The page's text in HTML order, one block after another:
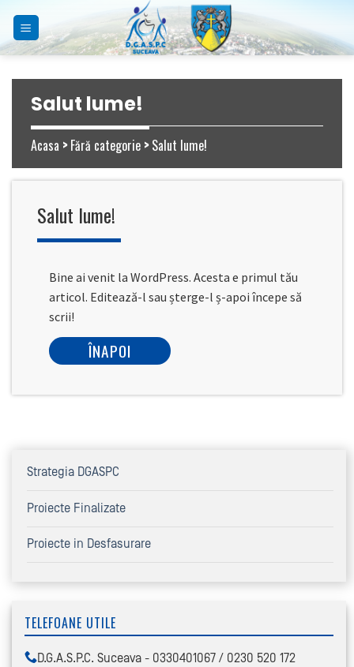
content
Salut lume!
Acasa >Fără categorie >Salut lume!
Salut lume!
Bine ai venit la WordPress. Acesta e primul tău
articol. Editează-l sau șterge-l ș-apoi începe să
scrii!
ÎNAPOI
Strategia DGASPC
Proiecte Finalizate
Proiecte in Desfasurare
TELEFOANE UTILE
D.G.A.S.P.C. Suceava - 0330401067 / 0230 520 172